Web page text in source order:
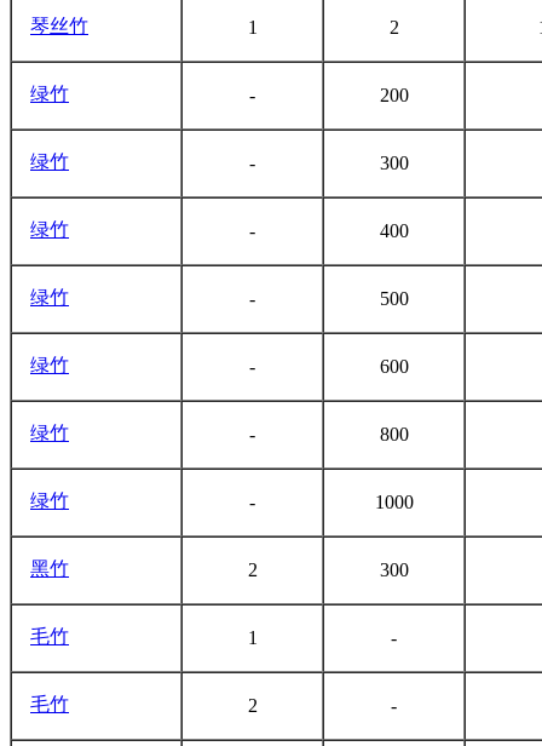
琴丝竹 1 2
绿竹 - 200
绿竹 - 300
绿竹 - 400
绿竹 - 500
绿竹 - 600
绿竹 - 800
绿竹 - 1000
黑竹 2 300
毛竹 1 -
毛竹 2 -